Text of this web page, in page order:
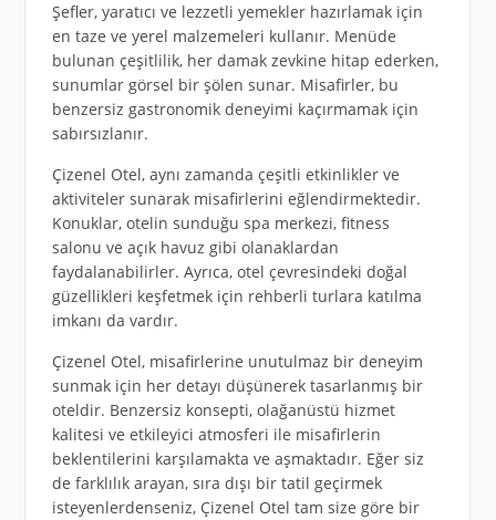
Şefler, yaratıcı ve lezzetli yemekler hazırlamak için
en taze ve yerel malzemeleri kullanır. Menüde
bulunan çeşitlilik, her damak zevkine hitap ederken,
sunumlar görsel bir şölen sunar. Misafirler, bu
benzersiz gastronomik deneyimi kaçırmamak için
sabırsızlanır.
Çizenel Otel, aynı zamanda çeşitli etkinlikler ve
aktiviteler sunarak misafirlerini eğlendirmektedir.
Konuklar, otelin sunduğu spa merkezi, fitness
salonu ve açık havuz gibi olanaklardan
faydalanabilirler. Ayrıca, otel çevresindeki doğal
güzellikleri keşfetmek için rehberli turlara katılma
imkanı da vardır.
Çizenel Otel, misafirlerine unutulmaz bir deneyim
sunmak için her detayı düşünerek tasarlanmış bir
oteldir. Benzersiz konsepti, olağanüstü hizmet
kalitesi ve etkileyici atmosferi ile misafirlerin
beklentilerini karşılamakta ve aşmaktadır. Eğer siz
de farklılık arayan, sıra dışı bir tatil geçirmek
isteyenlerdenseniz, Çizenel Otel tam size göre bir